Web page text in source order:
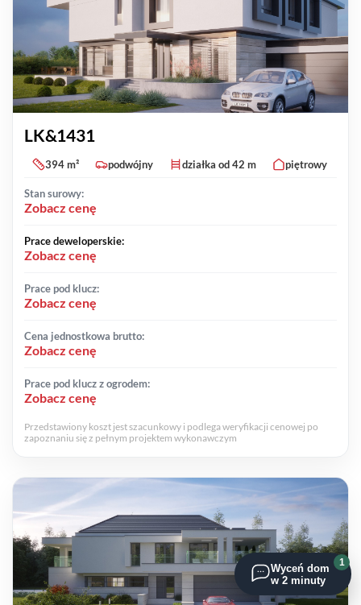
LK&1431
394 m² podwójny działka od 42 m piętrowy
Stan surowy:
Zobacz cenę
Prace deweloperskie:
Zobacz cenę
Prace pod klucz:
Zobacz cenę
Cena jednostkowa brutto:
Zobacz cenę
Prace pod klucz z ogrodem:
Zobacz cenę
Przedstawiony koszt jest szacunkowy i podlega weryfikacji cenowej po
zapoznaniu się z pełnym projektem wykonawczym
1
Wyceń dom
w 2 minuty